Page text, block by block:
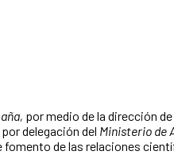
por medio de la dirección
delegación del Ministerio de
fomento de las relaciones